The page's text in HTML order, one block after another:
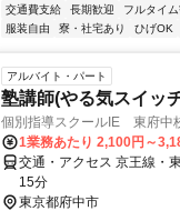
交通費支給
長期歓迎 フルタイ
服装自由
寮・社宅あり ひげOK
アルバイト・パート
塾講師(やる気スイッ
個別指導スクールIE 東府中
1業務あたり 2,100円～
交通・アクセス 京王線・
15分
東京都府中市